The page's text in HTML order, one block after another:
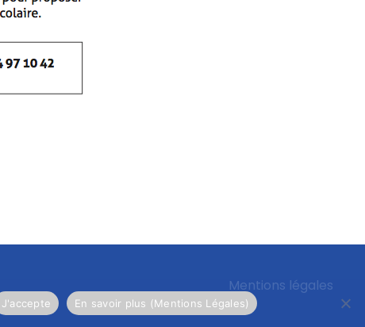
Mentions légales
J'accepte En savoir plus (Mentions Légales)